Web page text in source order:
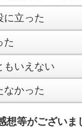
に立った
た
もいえない
なかった
想等がございま